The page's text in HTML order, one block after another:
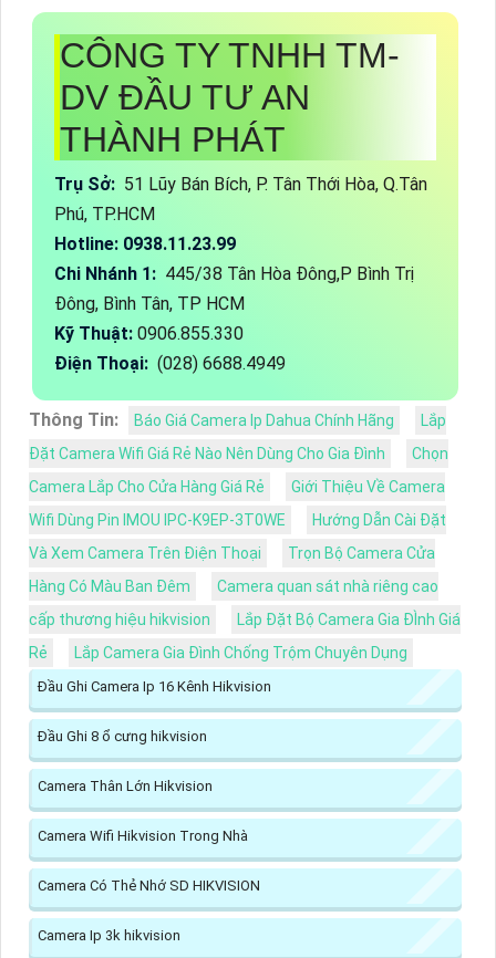
CÔNG TY TNHH TM-
DV ĐẦU TƯ AN
THÀNH PHÁT
Trụ Sở: 51 Lũy Bán Bích, P. Tân Thới Hòa, Q.Tân
Phú, TP.HCM
Hotline: 0938.11.23.99
Chi Nhánh 1: 445/38 Tân Hòa Đông,P Bình Trị
Đông, Bình Tân, TP HCM
Kỹ Thuật: 0906.855.330
Điện Thoại: (028) 6688.4949
Thông Tin: Báo Giá Camera Ip Dahua Chính Hãng
Lắp
Đặt Camera Wifi Giá Rẻ Nào Nên Dùng Cho Gia Đình
Chọn
Camera Lắp Cho Cửa Hàng Giá Rẻ
Giới Thiệu Về Camera
Wifi Dùng Pin IMOU IPC-K9EP-3T0WE
Hướng Dẫn Cài Đặt
Và Xem Camera Trên Điện Thoại
Trọn Bộ Camera Cửa
Hàng Có Màu Ban Đêm
Camera quan sát nhà riêng cao
cấp thương hiệu hikvision
Lắp Đặt Bộ Camera Gia ĐÌnh Giá
Rẻ
Lắp Camera Gia Đình Chống Trộm Chuyên Dụng
Đầu Ghi Camera Ip 16 Kênh Hikvision
Đầu Ghi 8 ổ cưng hikvision
Camera Thân Lớn Hikvision
Camera Wifi Hikvision Trong Nhà
Camera Có Thẻ Nhớ SD HIKVISION
Camera Ip 3k hikvision